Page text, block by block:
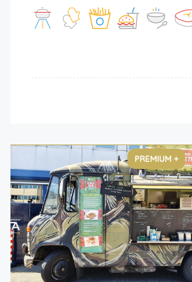
PREMIUM +